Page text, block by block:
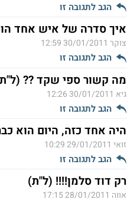
הגב לתגובה זו
איך סדרה של איש אחד
צוקר 30/01/2011 12:59
הגב לתגובה זו
מה קשור ספי שקד ??
גיא 30/01/2011 12:26
הגב לתגובה זו
היה אחד כזה, היום הוא
זואי 29/01/2011 10:29
הגב לתגובה זו
רק דוד סלמן!!!! (ל"ת)
אווה 28/01/2011 17:15